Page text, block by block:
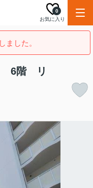
お気に入り
0
ました。
ツ 6階 リ